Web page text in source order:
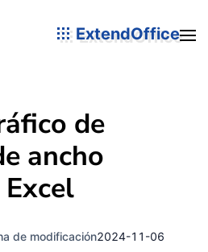
ExtendOffice
de
ancho
de modificación2024-11-06